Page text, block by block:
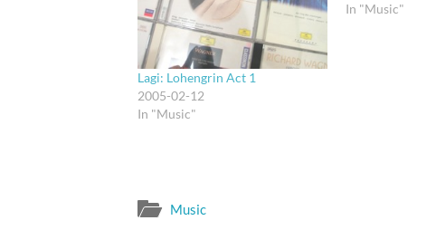
Lagi: Lohengrin Act 1
2005-02-12
In "Music"
In "Music"
Music